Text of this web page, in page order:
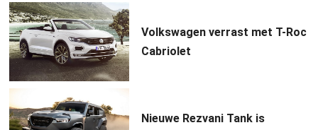
Volkswagen verrast met T-Roc
Cabriolet
Nieuwe Rezvani Tank is